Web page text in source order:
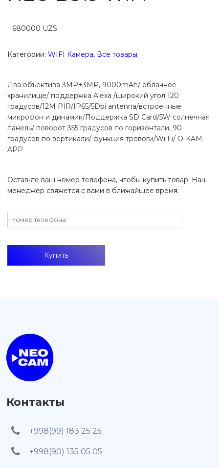
680000 UZS
Категории: WIFI Камера, Все товары
Два объектива 3MP+3MP, 9000mAh/ облачное
хранилище/ поддержка Alexa /широкий угол 120
градусов/12M PIR/IP65/5Dbi antenna/встроенные
микрофон и динамик/Поддержка SD Card/5W солнечная
панель/ поворот 355 градусов по горизонтали, 90
градусов по вертикали/ функция тревоги/Wi Fi/ O-KAM
APP
Оставьте ваш номер телефона, чтобы купить товар. Наш
менеджер свяжется с вами в ближайшее время.
Контакты
+998(99) 183 25 25
+998(90) 135 05 05